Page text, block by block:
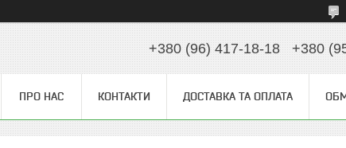
+380 (96) 417-18-18 +380
ПРО НАС КОНТАКТИ ДОСТАВКА ТА ОПЛАТА